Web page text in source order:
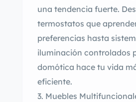
una tendencia fuerte.
termostatos que
preferencias hasta
iluminación controlados
domótica hace tu vida
eficiente.
Muebles